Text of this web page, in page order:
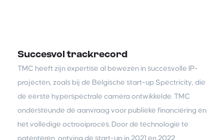
Succesvol trackrecord
TMC heeft zijn expertise al bewezen in succesvolle IP-
projecten, zoals bij de Belgische start-up Spectricity, die
de eerste hyperspectrale camera ontwikkelde. TMC
ondersteunde de aanvraag voor publieke financiering en
het volledige octrooiproces. Door de technologie te
patenteren, ontving de start-up in 2021 en 2022